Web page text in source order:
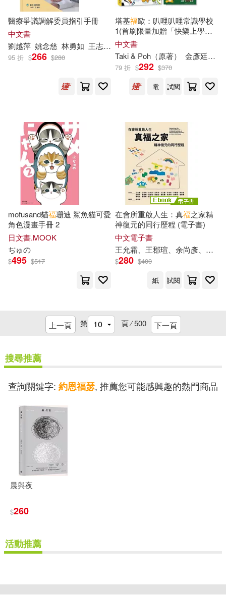
胡佩怡(14)
胡興福（主編）(14)
蘇盈盈(14)
角子(14)
陳麗萍(14) 風彧KiTY(14)
馬克．吐溫(14)
（美）卡耐基(14)
《語文報》編寫組(13)
丹尼爾‧狄福(13) 可蕊(13)
商福恭(13)
宋一璋（主編）(13)
幼獅童書(13)
張天德(13)
福建少年兒童出版社(52)
TMEplus(51)
上海外語教育出版社(51)
中國文史出版社(51)
中央文獻出版社(51)
天恩出版社(51)
安徽少年兒童出版社(51)
萬卷出版公司(51) BIS(50)
スターツ出版(49)
北京科學技術出版社(49)
天下雜誌(49)
教育科學出版社(49)
アシェット・コレクションズ・ジ
中國宇航出版社(48)
石油工業出版社(48)
醫療爭議調解委員指引手冊
中文書
劉越萍 姚念慈 林勇如 王志嘉 許文章
95 折 $266 $280
塔基福歐：叭哩叭哩常識學校
1(首刷限量加贈「快樂上學」
貼紙)
中文書
Taki & Poh（原著）
金彥廷（作者）
79 折 $292 $370
電
試閱
mofusand貓福珊迪 鯊魚貓可愛
角色漫畫手冊 2
日文書.MOOK
ぢゅの
$495 $517
在會所重啟人生：真福之家精
神復元的同行歷程 (電子書)
中文電子書
王允霜、王郡瑄、余尚彥、吳希君、呂又慧、李家銘、李惠薰、韋伯毅、涂智軒、袁朝樑、張庭瑄、梁瓊宜、陳秋慧、黃淳偉、黃樂晴、楊秉儒、詹惟丞、劉俊緯、羅潔閔、謝佩容、葉房浦
$280 $400
紙
試閱
上一頁 第 頁 ⁄500 下一頁
搜尋推薦
查詢關鍵字: 約恩福瑟, 推薦您可能感興趣的熱門商品
晨與夜
$260
活動推薦